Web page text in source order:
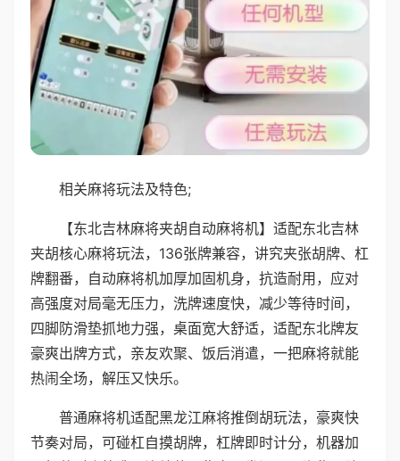
相关麻将玩法及特色;
【东北吉林麻将夹胡自动麻将机】适配东北吉林
夹胡核心麻将玩法，136张牌兼容，讲究夹张胡牌、杠
牌翻番，自动麻将机加厚加固机身，抗造耐用，应对
高强度对局毫无压力，洗牌速度快，减少等待时间，
四脚防滑垫抓地力强，桌面宽大舒适，适配东北牌友
豪爽出牌方式，亲友欢聚、饭后消遣，一把麻将就能
热闹全场，解压又快乐。
普通麻将机适配黑龙江麻将推倒胡玩法，豪爽快
节奏对局，可碰杠自摸胡牌，杠牌即时计分，机器加